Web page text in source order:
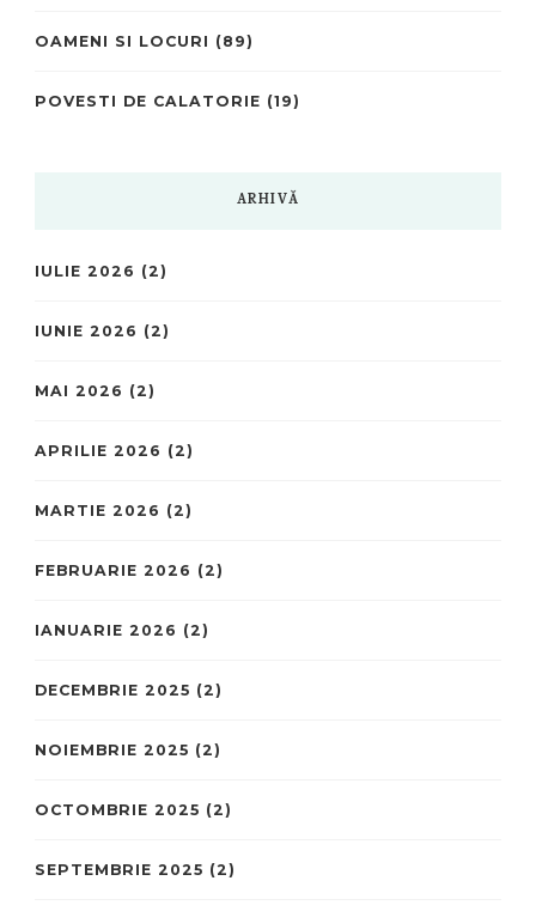
OAMENI SI LOCURI (89)
POVESTI DE CALATORIE (19)
ARHIVĂ
IULIE 2026 (2)
IUNIE 2026 (2)
MAI 2026 (2)
APRILIE 2026 (2)
MARTIE 2026 (2)
FEBRUARIE 2026 (2)
IANUARIE 2026 (2)
DECEMBRIE 2025 (2)
NOIEMBRIE 2025 (2)
OCTOMBRIE 2025 (2)
SEPTEMBRIE 2025 (2)